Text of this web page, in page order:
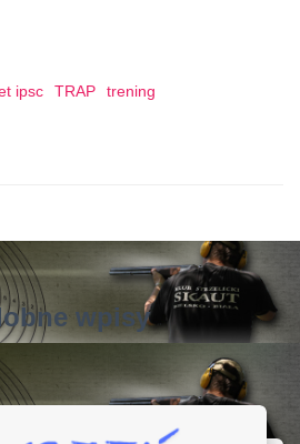
ipsc TRAP trening
wpisy